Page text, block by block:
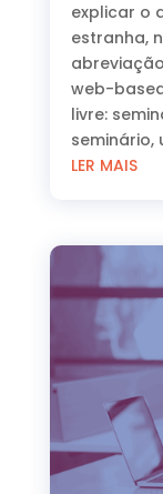
explicar o
estranha,
web-
livre:
seminário,
LER MAIS